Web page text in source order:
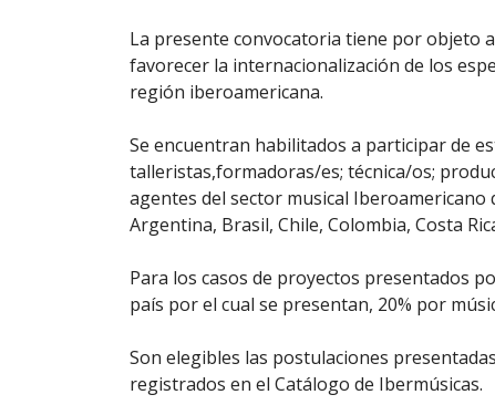
La presente convocatoria tiene por objeto
favorecer la internacionalización de los
región iberoamericana.
Se encuentran habilitados a participar de
talleristas,formadoras/es; técnica/os;
agentes del sector musical
Argentina, Brasil, Chile, Colombia, Costa
Para los casos de proyectos presentados
país por el cual se presentan, 20% por
Son elegibles las postulaciones
registrados en el Catálogo de Ibermúsicas.